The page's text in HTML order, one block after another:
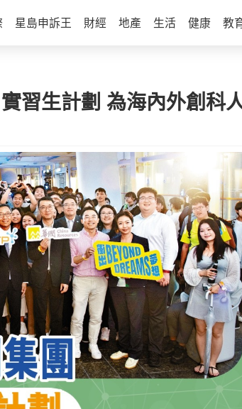
星島申訴王 財經 地產 生活 健康 教
習生計劃 為海內外創科